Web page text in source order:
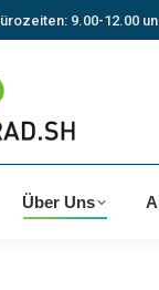
9.00-12.00
Über Uns